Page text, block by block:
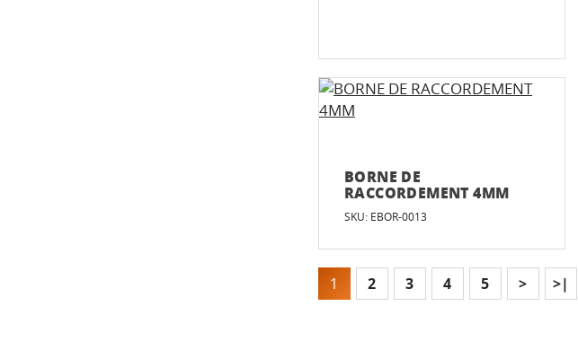
BORNE DE
RACCORDEMENT 4MM
SKU: EBOR-0013
1 2 3 4 5 > >|